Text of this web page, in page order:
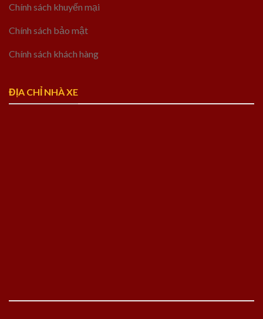
Chính sách khuyến mại
Chính sách bảo mật
Chính sách khách hàng
ĐỊA CHỈ NHÀ XE